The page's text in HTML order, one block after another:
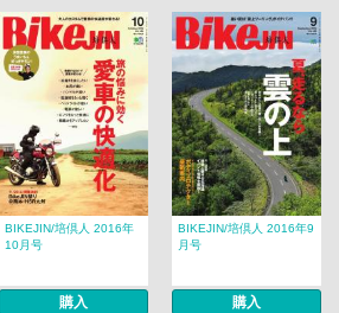
BIKEJIN/培倶人 2016年
10月号
購入
BIKEJIN/培倶人 2016年9
月号
購入